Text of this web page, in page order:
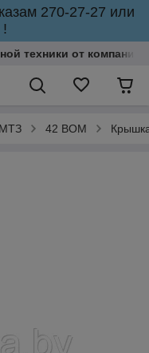
270-27-27 или
техники от
МТЗ 42 ВОМ